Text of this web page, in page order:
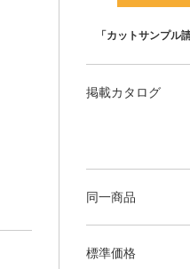
「カットサンプル
掲載カタログ
同一商品
標準価格